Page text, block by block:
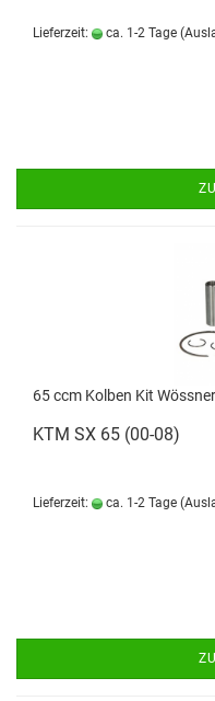
Lieferzeit: ca. 1-2 Tage
65 ccm Kolben Kit
KTM SX 65 (00-08)
Lieferzeit: ca. 1-2 Tage